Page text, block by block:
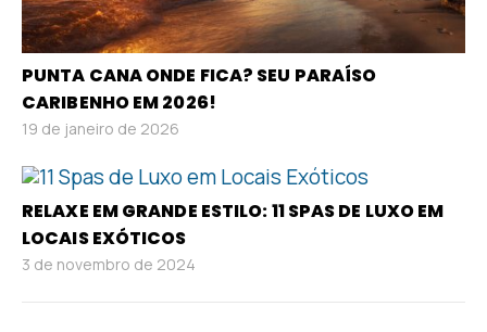
PUNTA CANA ONDE FICA? SEU PARAÍSO
CARIBENHO EM 2026!
19 de janeiro de 2026
RELAXE EM GRANDE ESTILO: 11 SPAS DE LUXO EM
LOCAIS EXÓTICOS
3 de novembro de 2024